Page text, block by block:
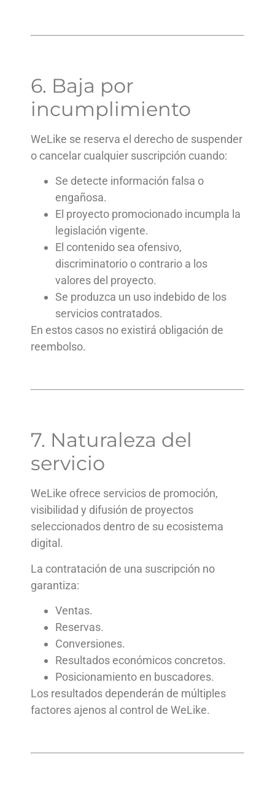
6. Baja por
incumplimiento
WeLike se reserva el derecho de suspender
o cancelar cualquier suscripción cuando:
Se detecte información falsa o
engañosa.
El proyecto promocionado incumpla la
legislación vigente.
El contenido sea ofensivo,
discriminatorio o contrario a los
valores del proyecto.
Se produzca un uso indebido de los
servicios contratados.
En estos casos no existirá obligación de
reembolso.
7. Naturaleza del
servicio
WeLike ofrece servicios de promoción,
visibilidad y difusión de proyectos
seleccionados dentro de su ecosistema
digital.
La contratación de una suscripción no
garantiza:
Ventas.
Reservas.
Conversiones.
Resultados económicos concretos.
Posicionamiento en buscadores.
Los resultados dependerán de múltiples
factores ajenos al control de WeLike.